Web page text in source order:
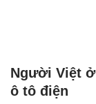
Người Việt
ô tô điện